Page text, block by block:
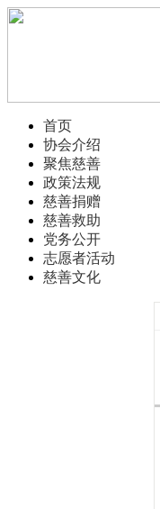
首页
协会介绍
聚焦慈善
政策法规
慈善捐赠
慈善救助
党务公开
志愿者活动
慈善文化